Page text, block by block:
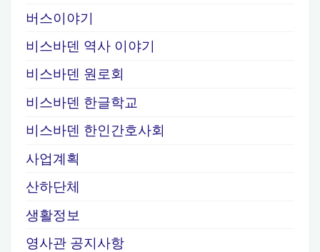
버스이야기
비스바덴 역사 이야기
비스바덴 원로회
비스바덴 한글학교
비스바덴 한인간호사회
사업계획
산하단체
생활정보
영사관 공지사항